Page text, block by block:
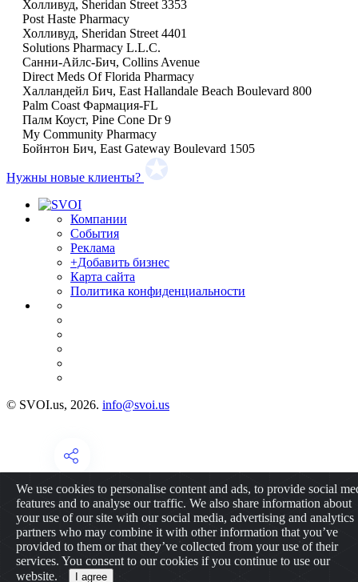
Холливуд, Sheridan Street 3353
Post Haste Pharmacy
Холливуд, Sheridan Street 4401
Solutions Pharmacy L.L.C.
Санни-Айлс-Бич, Collins Avenue
Direct Meds Of Florida Pharmacy
Халландейл Бич, East Hallandale Beach Boulevard 800
Palm Coast Фармация-FL
Палм Коуст, Pine Cone Dr 9
My Community Pharmacy
Бойнтон Бич, East Gateway Boulevard 1505
Нужны новые клиенты?
Компании
События
Реклама
+Добавить бизнес
Карта сайта
Политика конфиденциальности
© SVOI.us, 2026. info@svoi.us
We use cookies to personalise content and ads, to provide social
features and to analyse our traffic. We also share information about
your use of our site with our social media, advertising and analytics
partners who may combine it with other information that you’ve
provided to them or that they’ve collected from your use of their
services. You consent to our cookies if you continue to use our
website.
I agree